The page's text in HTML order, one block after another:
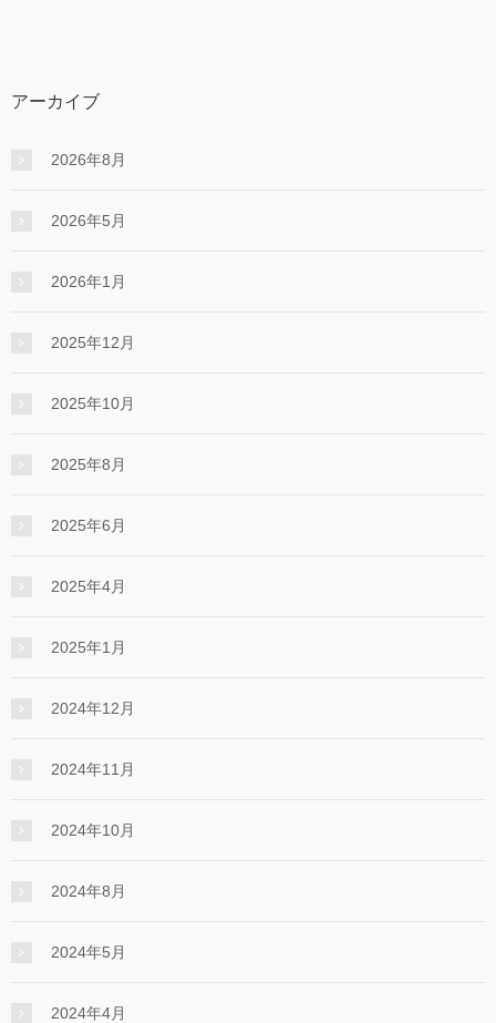
アーカイブ
2026年8月
2026年5月
2026年1月
2025年12月
2025年10月
2025年8月
2025年6月
2025年4月
2025年1月
2024年12月
2024年11月
2024年10月
2024年8月
2024年5月
2024年4月